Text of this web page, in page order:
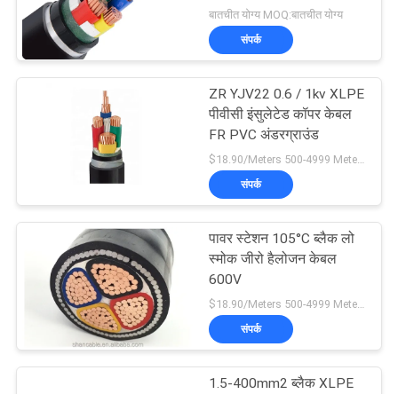
BLOG
एक
साइटमैप
गोपनीयता
बातचीत योग्य MOQ:बातचीत योग्य
संपर्क
ZR YJV22 0.6 / 1kv XLPE
पीवीसी इंसुलेटेड कॉपर केबल
FR PVC अंडरग्राउंड
संपर्क
पावर स्टेशन 105°C ब्लैक लो
स्मोक जीरो हैलोजन केबल
600V
संपर्क
1.5-400mm2 ब्लैक XLPE